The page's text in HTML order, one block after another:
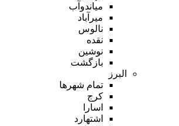
میاندوآب
میرآباد
نالوس
نقده
نوشین
بازگشت
البرز
تمام شهر‌ها
کرج
اسارا
اشتهارد